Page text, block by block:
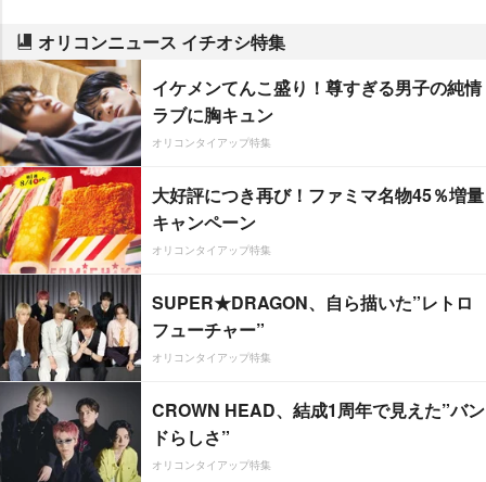
オリコンニュース イチオシ特集
イケメンてんこ盛り！尊すぎる男子の純情
ラブに胸キュン
オリコンタイアップ特集
大好評につき再び！ファミマ名物45％増量
キャンペーン
オリコンタイアップ特集
SUPER★DRAGON、自ら描いた”レトロ
フューチャー”
オリコンタイアップ特集
CROWN HEAD、結成1周年で見えた”バン
ドらしさ”
オリコンタイアップ特集